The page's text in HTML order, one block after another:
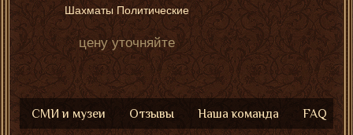
Шахматы Политические
цену уточняйте
СМИ и музеи Отзывы Наша команда FAQ